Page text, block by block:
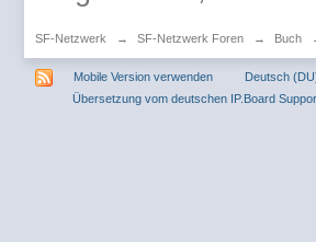
SF-Netzwerk → SF-Netzwerk Foren → Buch
Mobile Version verwenden Deutsch
Übersetzung vom deutschen IP.Board